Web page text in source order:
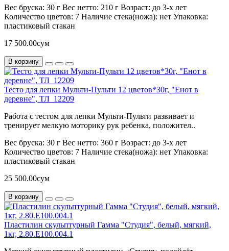
Вес бруска: 30 г Вес нетто: 210 г Возраст: до 3-х лет
Количество цветов: 7 Наличие стека(ножа): нет Упаковка:
пластиковый стакан
17 500.00сум
В корзину
Тесто для лепки Мульти-Пульти 12 цветов*30г, "Енот в
деревне", ТЛ_12209
Работа с тестом для лепки Мульти-Пульти развивает и
тренирует мелкую моторику рук ребенка, положител..
Вес бруска: 30 г Вес нетто: 360 г Возраст: до 3-х лет
Количество цветов: 7 Наличие стека(ножа): нет Упаковка:
пластиковый стакан
25 500.00сум
В корзину
Пластилин скульптурный Гамма "Студия", белый, мягкий,
1кг, 2.80.Е100.004.1